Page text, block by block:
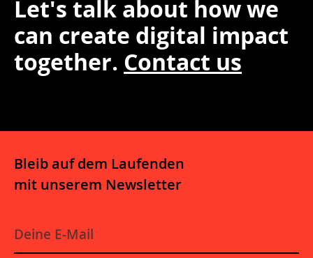
Let's talk about how we
can create digital impact
together. Contact us
Bleib auf dem Laufenden
mit unserem Newsletter
E-
Mail
*